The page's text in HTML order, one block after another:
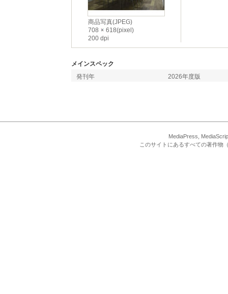
商品写真(JPEG)
708
618(pixel)
200 dpi
メインスペック
発刊年
2026年度版
MediaPress,
このサイトにあるすべての著作物